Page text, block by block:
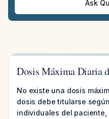
Ask
Dosis Máxima Diaria
No existe una dosis
dosis debe titularse
individuales del